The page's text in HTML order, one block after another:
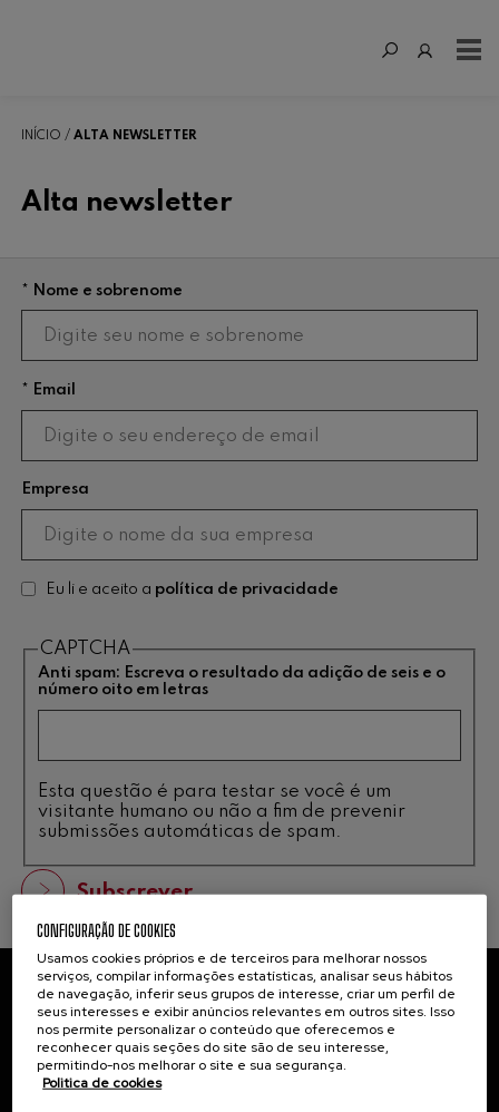
INÍCIO ALTA NEWSLETTER
Alta newsletter
* Nome e sobrenome
* Email
Empresa
Eu li e aceito a política de privacidade
CAPTCHA
Anti spam: Escreva o resultado da adição de seis e o
número oito em letras
Esta questão é para testar se você é um
visitante humano ou não a fim de prevenir
submissões automáticas de spam.
NEWSLETTER
Mantenha-se informado subscrevendo a
nossa newsletter.
CONFIGURAÇÃO DE COOKIES
Usamos cookies próprios e de terceiros para melhorar nossos
serviços, compilar informações estatísticas, analisar seus hábitos
de navegação, inferir seus grupos de interesse, criar um perfil de
seus interesses e exibir anúncios relevantes em outros sites. Isso
nos permite personalizar o conteúdo que oferecemos e
reconhecer quais seções do site são de seu interesse,
permitindo-nos melhorar o site e sua segurança.
Politica de cookies